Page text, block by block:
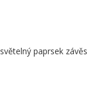
světelný paprsek závěs